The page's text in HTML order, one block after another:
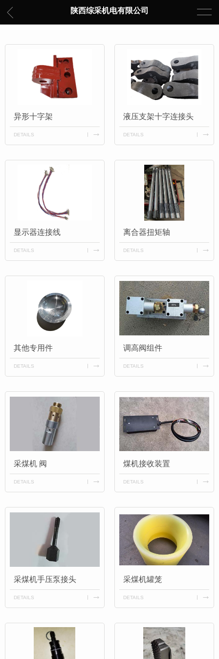
陕西综采机电有限公司
异形十字架
DETAILS
液压支架十字连接头
DETAILS
显示器连接线
DETAILS
离合器扭矩轴
DETAILS
其他专用件
DETAILS
调高阀组件
DETAILS
采煤机 阀
DETAILS
煤机接收装置
DETAILS
采煤机手压泵接头
DETAILS
采煤机罐笼
DETAILS